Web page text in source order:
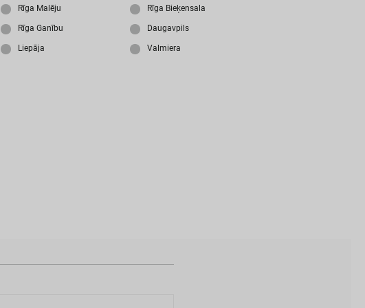
Aiz
id
Rīga Malēju Rīga Bieķensala
Rīga Ganību Daugavpils
Liepāja Valmiera